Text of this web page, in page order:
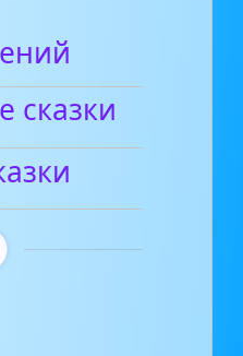
сказки